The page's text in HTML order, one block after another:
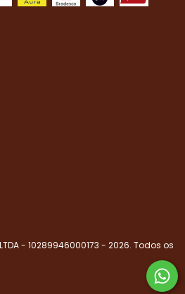
- 10289946000173 - 2026. Todos os